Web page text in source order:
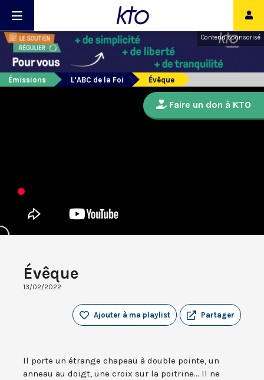
Contenu sponsorisé
Émissions L’ABC de la Foi Évêque
Évêque
13/02/2022
Partager
Ajouter à ma playlist
Il porte un étrange chapeau à double pointe, un
anneau au doigt, une croix sur la poitrine... Il ne
Faire un don à KTO